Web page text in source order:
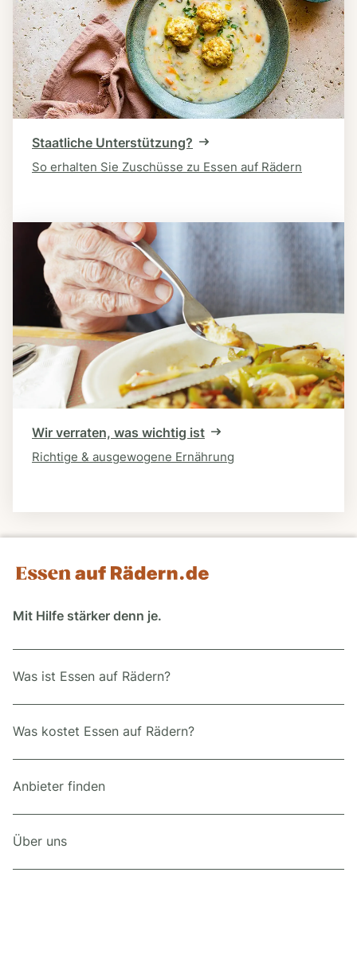
Staatliche Unterstützung?
So erhalten Sie Zuschüsse zu Essen auf Rädern
Wir verraten, was wichtig ist
Richtige & ausgewogene Ernährung
Mit Hilfe stärker denn je.
Was ist Essen auf Rädern?
Was kostet Essen auf Rädern?
Anbieter finden
Über uns